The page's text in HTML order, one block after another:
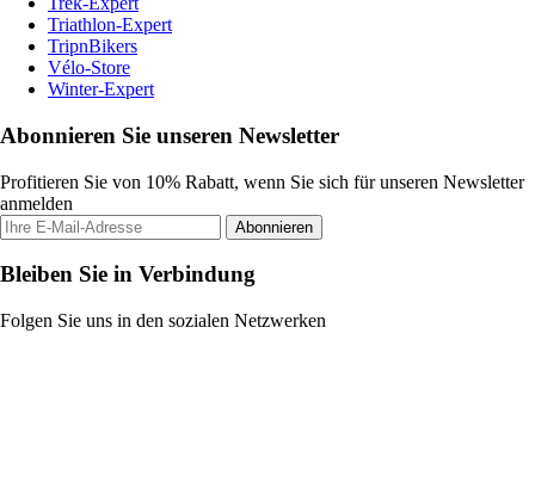
Triathlon-Expert
TripnBikers
Vélo-Store
Winter-Expert
Abonnieren Sie unseren Newsletter
Profitieren Sie von 10% Rabatt, wenn Sie sich für unseren Newsletter
anmelden
Abonnieren
Bleiben Sie in Verbindung
Folgen Sie uns in den sozialen Netzwerken